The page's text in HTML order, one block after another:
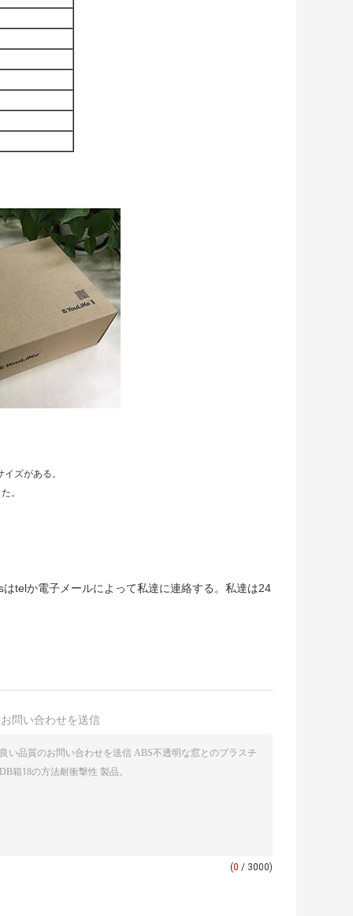
ズがある。
。
telか電子メールによって私達に連絡する。私達は24
問い合わせを送信
(0 / 3000)